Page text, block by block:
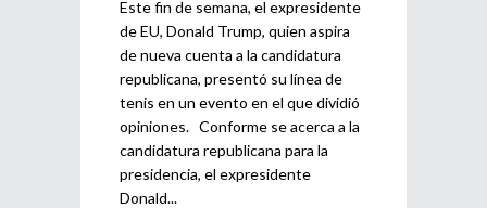
Este fin de semana, el expresidente
de EU, Donald Trump, quien aspira
de nueva cuenta a la candidatura
republicana, presentó su línea de
tenis en un evento en el que dividió
opiniones. Conforme se acerca a la
candidatura republicana para la
presidencia, el expresidente
Donald